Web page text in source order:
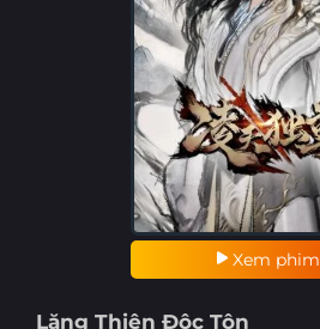
Xem phim
Lăng Thiên Độc Tôn